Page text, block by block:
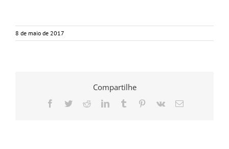
8 de maio de 2017
Compartilhe
Facebook
TwitterRedditLinkedInTumblr Pinterest
Vk
E-